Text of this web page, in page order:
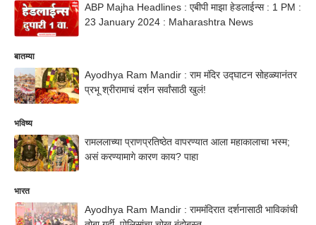
ABP Majha Headlines : एबीपी माझा हेडलाईन्स : 1 PM :
23 January 2024 : Maharashtra News
बातम्या
Ayodhya Ram Mandir : राम मंदिर उद्घाटन सोहळ्यानंतर
प्रभू श्रीरामाचं दर्शन सर्वांसाठी खुलं!
भविष्य
रामललाच्या प्राणप्रतिष्ठेत वापरण्यात आला महाकालाचा भस्म;
असं करण्यामागे कारण काय? पाहा
भारत
Ayodhya Ram Mandir : राममंदिरात दर्शनासाठी भाविकांची